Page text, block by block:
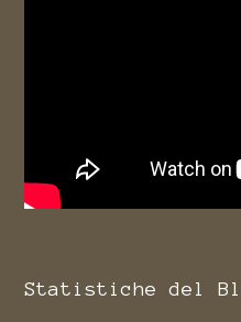
Statistiche del